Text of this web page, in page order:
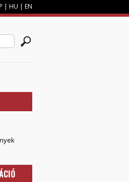
| HU | EN